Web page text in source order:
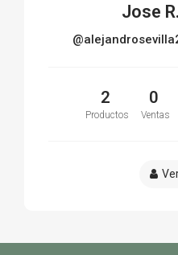
Jose R.
2
Productos
0
Ventas